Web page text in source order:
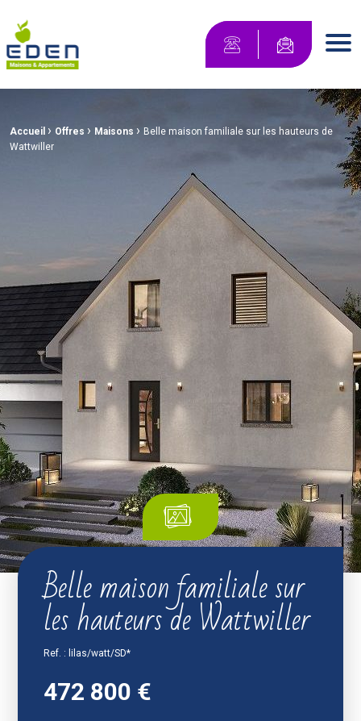
Maisons Eden Maisons & Appartements
Contactez-
Fil d'Ariane :
Accueil › Offres › Maisons › Belle maison familiale sur les hauteurs de
Wattwiller
Belle maison familiale sur
les hauteurs de Wattwiller
Ref. : lilas/watt/SD*
472 800 €